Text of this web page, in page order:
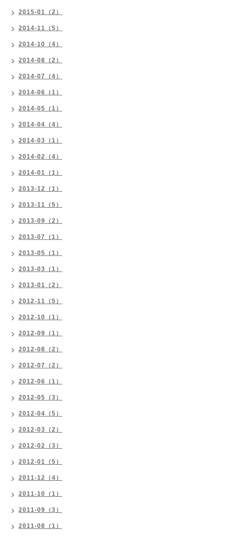
2015-01（2）
2014-11（5）
2014-10（4）
2014-08（2）
2014-07（4）
2014-06（1）
2014-05（1）
2014-04（4）
2014-03（1）
2014-02（4）
2014-01（1）
2013-12（1）
2013-11（5）
2013-09（2）
2013-07（1）
2013-05（1）
2013-03（1）
2013-01（2）
2012-11（5）
2012-10（1）
2012-09（1）
2012-08（2）
2012-07（2）
2012-06（1）
2012-05（3）
2012-04（5）
2012-03（2）
2012-02（3）
2012-01（5）
2011-12（4）
2011-10（1）
2011-09（3）
2011-08（1）